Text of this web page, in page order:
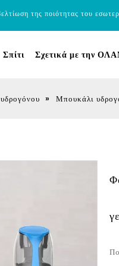
της ποιότητας του
Σπίτι Σχετικά με την
» Μπουκάλι